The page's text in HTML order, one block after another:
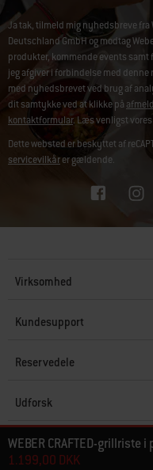
1.199,00 DKK
Ja tak, tilmeld mig nyhedsbreve fra
Deutschland GmbH og modtag
produkter, kommende events
jeg afgiver i forbindelse med
med nyhedsbrevet ved brug af
dit samtykke ved at klikke på
kontaktformular. Læs venligst vores
Dette websted er beskyttet af
servicevilkårer gældende.
Virksomhed
Kundesupport
Reservedele
Udforsk
© Weber 2026. Alle rettigheder.